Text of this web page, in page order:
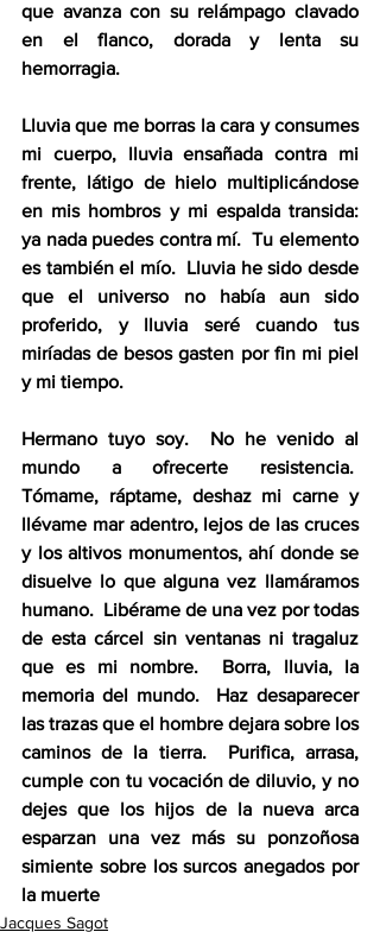
que avanza con su relámpago clavado
en el flanco, dorada y lenta su
hemorragia.
Lluvia que me borras la cara y consumes
mi cuerpo, lluvia ensañada contra mi
frente, látigo de hielo multiplicándose
en mis hombros y mi espalda transida:
ya nada puedes contra mí.  Tu elemento
es también el mío.  Lluvia he sido desde
que el universo no había aun sido
proferido, y lluvia seré cuando tus
miríadas de besos gasten por fin mi piel
y mi tiempo.
Hermano tuyo soy.  No he venido al
mundo a ofrecerte resistencia.
Tómame, ráptame, deshaz mi carne y
llévame mar adentro, lejos de las cruces
y los altivos monumentos, ahí donde se
disuelve lo que alguna vez llamáramos
humano.  Libérame de una vez por todas
de esta cárcel sin ventanas ni tragaluz
que es mi nombre.  Borra, lluvia, la
memoria del mundo.  Haz desaparecer
las trazas que el hombre dejara sobre los
caminos de la tierra.  Purifica, arrasa,
cumple con tu vocación de diluvio, y no
dejes que los hijos de la nueva arca
esparzan una vez más su ponzoñosa
simiente sobre los surcos anegados por
la muerte
Jacques Sagot